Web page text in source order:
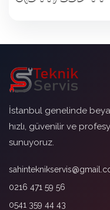
İstanbul genelinde
hızlı, güvenilir ve
sunuyoruz.
0216 471 59 56
0541 359 44 43